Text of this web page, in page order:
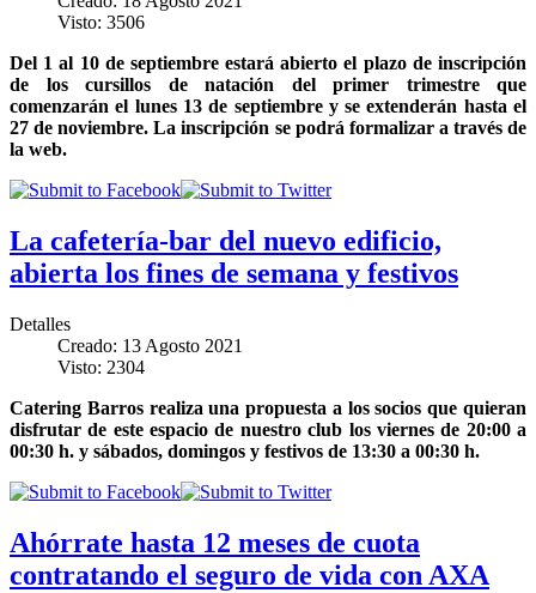
Visto: 3506
Del 1 al 10 de septiembre estará abierto el plazo de inscripción
de los cursillos de natación del primer trimestre que
comenzarán el lunes 13 de septiembre y se extenderán hasta el
27 de noviembre. La inscripción se podrá formalizar a través de
la web.
La cafetería-bar del nuevo edificio,
abierta los fines de semana y festivos
Detalles
Creado: 13 Agosto 2021
Visto: 2304
Catering Barros realiza una propuesta a los socios que quieran
disfrutar de este espacio de nuestro club los viernes de 20:00 a
00:30 h. y sábados, domingos y festivos de 13:30 a 00:30 h.
Ahórrate hasta 12 meses de cuota
contratando el seguro de vida con AXA